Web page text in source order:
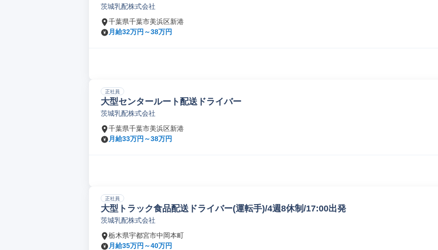
茨城乳配株式会社
千葉県千葉市美浜区新港
月給32万円～38万円
正社員
大型センタールート配送ドライバー
茨城乳配株式会社
千葉県千葉市美浜区新港
月給33万円～38万円
正社員
大型トラック食品配送ドライバー(運転手)/4週8休制/17:00出発
茨城乳配株式会社
栃木県宇都宮市中岡本町
月給35万円～40万円